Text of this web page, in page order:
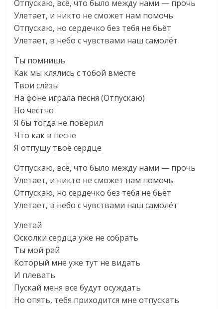
Отпускаю, всё, что было между нами — прочь
Улетает, и никто не сможет нам помочь
Отпускаю, но сердечко без тебя не бьёт
Улетает, в небо с чувствами наш самолёт
Ты помнишь
Как мы клялись с тобой вместе
Твои слёзы
На фоне играла песня (Отпускаю)
Но честно
Я бы тогда не поверил
Что как в песне
Я отпущу твоё сердце
Отпускаю, всё, что было между нами — прочь
Улетает, и никто не сможет нам помочь
Отпускаю, но сердечко без тебя не бьёт
Улетает, в небо с чувствами наш самолёт
Улетай
Осколки сердца уже не собрать
Ты мой рай
Который мне уже тут не видать
И плевать
Пускай меня все будут осуждать
Но опять, тебя приходится мне отпускать